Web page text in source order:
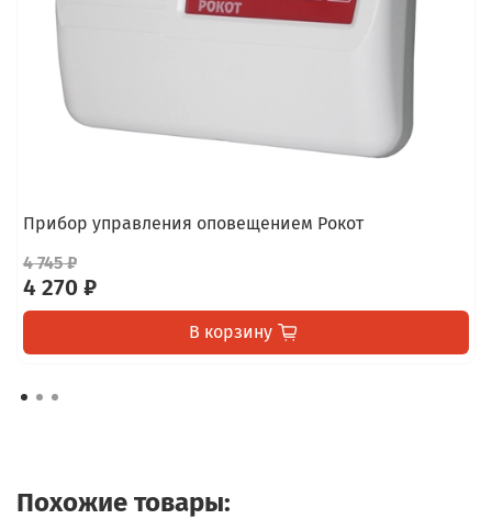
Прибор управления оповещением Рокот
4 745 ₽
4 270 ₽
В корзину
Похожие товары: